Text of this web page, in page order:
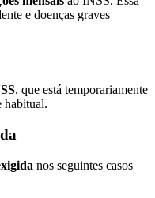
e doenças graves
, que está temporariamente
habitual.
nos seguintes casos